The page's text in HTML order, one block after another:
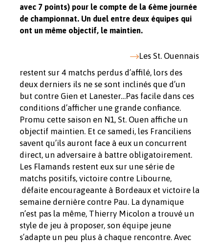
avec 7 points) pour le compte de la 6ème journée
de championnat. Un duel entre deux équipes qui
ont un même objectif, le maintien.
Les St. Ouennais
restent sur 4 matchs perdus d’affilé, lors des
deux derniers ils ne se sont inclinés que d’un
but contre Gien et Lanester…Pas facile dans ces
conditions d’afficher une grande confiance.
Promu cette saison en N1, St. Ouen affiche un
objectif maintien. Et ce samedi, les Franciliens
savent qu’ils auront face à eux un concurrent
direct, un adversaire à battre obligatoirement.
Les Flamands restent eux sur une série de
matchs positifs, victoire contre Libourne,
défaite encourageante à Bordeaux et victoire la
semaine dernière contre Pau. La dynamique
n’est pas la même, Thierry Micolon a trouvé un
style de jeu à proposer, son équipe jeune
s’adapte un peu plus à chaque rencontre. Avec